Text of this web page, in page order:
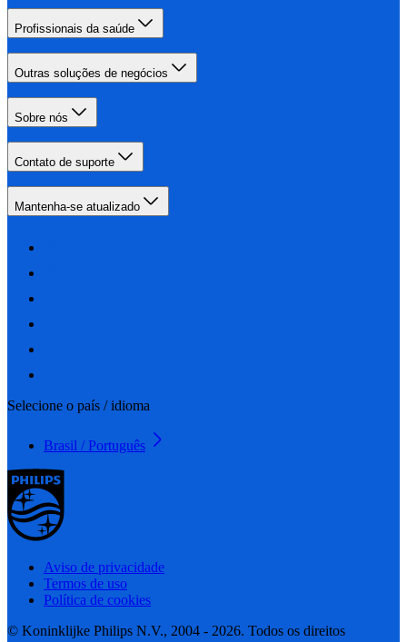
Profissionais da saúde
Outras soluções de negócios
Sobre nós
Contato de suporte
Mantenha-se atualizado
Selecione o país / idioma
Brasil / Português
Aviso de privacidade
Termos de uso
Política de cookies
© Koninklijke Philips N.V., 2004 - 2026. Todos os direitos